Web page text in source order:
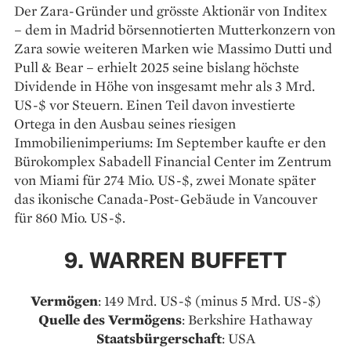
Der Zara-Gründer und grösste Aktionär von Inditex
– dem in Madrid börsennotierten Mutterkonzern von
Zara sowie weiteren Marken wie Massimo Dutti und
Pull & Bear – erhielt 2025 seine bislang höchste
Dividende in Höhe von insgesamt mehr als 3 Mrd.
US-$ vor Steuern. Einen Teil davon investierte
Ortega in den Ausbau seines riesigen
Immobilienimperiums: Im September kaufte er den
Bürokomplex Sabadell Financial Center im Zentrum
von Miami für 274 Mio. US-$, zwei Monate später
das ikonische Canada-Post-Gebäude in Vancouver
für 860 Mio. US-$.
9. WARREN BUFFETT
Vermögen: 149 Mrd. US-$ (minus 5 Mrd. US-$)
Quelle des Vermögens: Berkshire Hathaway
Staatsbürgerschaft: USA